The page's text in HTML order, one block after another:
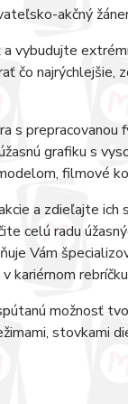
akčný
vybudujte
čo
s
grafiku s
filmové
a zdieľajte
celú radu
Vám
kariérnom
možnosť
stovkami